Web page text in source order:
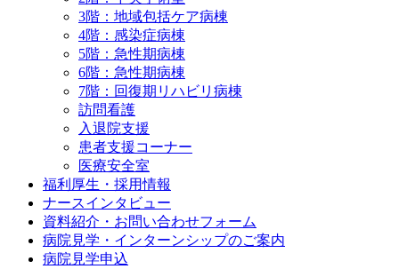
3階：地域包括ケア病棟
4階：感染症病棟
5階：急性期病棟
6階：急性期病棟
7階：回復期リハビリ病棟
訪問看護
入退院支援
患者支援コーナー
医療安全室
福利厚生・採用情報
ナースインタビュー
資料紹介・お問い合わせフォーム
病院見学・インターンシップのご案内
病院見学申込